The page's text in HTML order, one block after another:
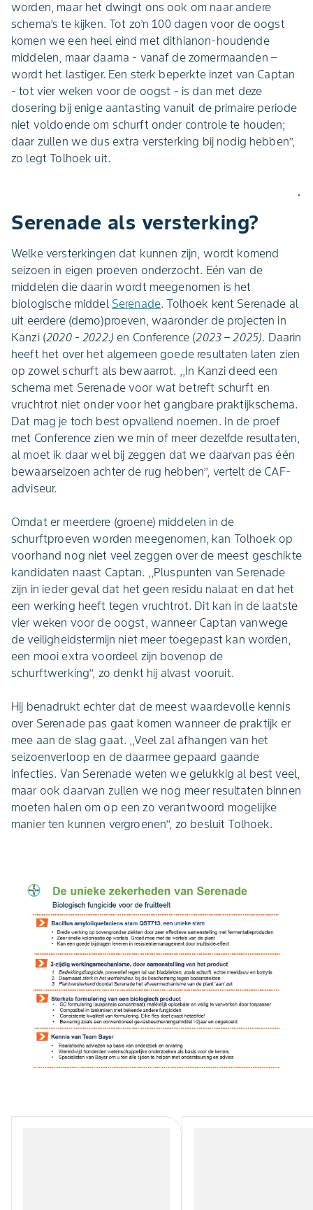
worden, maar het dwingt ons ook om naar andere
schema’s te kijken. Tot zo’n 100 dagen voor de oogst
komen we een heel eind met dithianon-houdende
middelen, maar daarna - vanaf de zomermaanden –
wordt het lastiger. Een sterk beperkte inzet van Captan
- tot vier weken voor de oogst - is dan met deze
dosering bij enige aantasting vanuit de primaire periode
niet voldoende om schurft onder controle te houden;
daar zullen we dus extra versterking bij nodig hebben’’,
zo legt Tolhoek uit.
.
Serenade als versterking?
Welke versterkingen dat kunnen zijn, wordt komend
seizoen in eigen proeven onderzocht. Eén van de
middelen die daarin wordt meegenomen is het
biologische middel Serenade. Tolhoek kent Serenade al
uit eerdere (demo)proeven, waaronder de projecten in
Kanzi (2020 - 2022.) en Conference (2023 – 2025). Daarin
heeft het over het algemeen goede resultaten laten zien
op zowel schurft als bewaarrot. ,,In Kanzi deed een
schema met Serenade voor wat betreft schurft en
vruchtrot niet onder voor het gangbare praktijkschema.
Dat mag je toch best opvallend noemen. In de proef
met Conference zien we min of meer dezelfde resultaten,
al moet ik daar wel bij zeggen dat we daarvan pas één
bewaarseizoen achter de rug hebben’’, vertelt de CAF-
adviseur.
Omdat er meerdere (groene) middelen in de
schurftproeven worden meegenomen, kan Tolhoek op
voorhand nog niet veel zeggen over de meest geschikte
kandidaten naast Captan. ,,Pluspunten van Serenade
zijn in ieder geval dat het geen residu nalaat en dat het
een werking heeft tegen vruchtrot. Dit kan in de laatste
vier weken voor de oogst, wanneer Captan vanwege
de veiligheidstermijn niet meer toegepast kan worden,
een mooi extra voordeel zijn bovenop de
schurftwerking’’, zo denkt hij alvast vooruit.
Hij benadrukt echter dat de meest waardevolle kennis
over Serenade pas gaat komen wanneer de praktijk er
mee aan de slag gaat. ,,Veel zal afhangen van het
seizoenverloop en de daarmee gepaard gaande
infecties. Van Serenade weten we gelukkig al best veel,
maar ook daarvan zullen we nog meer resultaten binnen
moeten halen om op een zo verantwoord mogelijke
manier ten kunnen vergroenen’’, zo besluit Tolhoek.